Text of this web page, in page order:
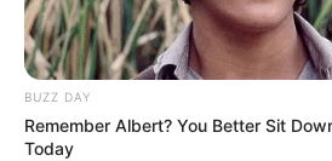
BUZZ DAY
Remember Albert? You Better Sit
Today